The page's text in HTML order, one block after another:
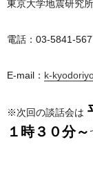
東京大学地震研究
電話：03-5841-
E-mail： k-
※次回の談話会は
１時３０分～